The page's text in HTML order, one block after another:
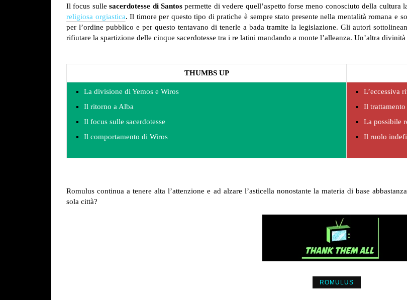
Il focus sullesacerdotesse di Santos permette di vedere quell’aspetto forse meno conosciuto della
religiosa orgiastica. Il timore per questo tipo di pratiche è sempre stato presente nella mentalità romana e
per l’ordine pubblico e per questo tentavano di tenerle a bada tramite la legislazione. Gli autori
rifiutare la spartizione delle cinque sacerdotesse tra i re latini mandando a monte l’alleanza. Un’altra
THUMBS UP
La divisione di Yemos e Wiros
Il ritorno a Alba
Il focus sulle sacerdotesse
Il comportamento di Wiros
L’eccessiva
Il
La possibile
Il ruolo
Romulus continua a tenere alta l’attenzione e ad alzare l’asticella nonostante la materia di base
sola città?
ROMULUS